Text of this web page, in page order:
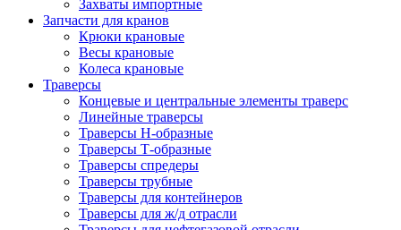
Захваты импортные
Запчасти для кранов
Крюки крановые
Весы крановые
Колеса крановые
Траверсы
Концевые и центральные элементы траверс
Линейные траверсы
Траверсы Н-образные
Траверсы Т-образные
Траверсы спредеры
Траверсы трубные
Траверсы для контейнеров
Траверсы для ж/д отрасли